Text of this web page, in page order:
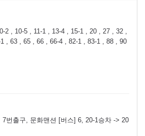
2 , 10-5 , 11-1 , 13-4 , 15-1 , 20 , 27 , 32 ,
, 63 , 65 , 66 , 66-4 , 82-1 , 83-1 , 88 , 90
7번출구, 문화맨션 [버스] 6, 20-1승차 -> 20